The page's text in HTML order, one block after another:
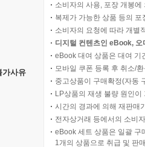
가사유
소비자의 사용, 포장 개봉
복제가 가능한 상품 등의
소비자의 요청에 따라 개별
디지털 컨텐츠인 eBook,
eBook 대여 상품은 대여 기
모바일 쿠폰 등록 후 취소/
중고상품이 구매확정(자동
LP상품의 재생 불량 원인
시간의 경과에 의해 재판매
전자상거래 등에서의 소비
eBook 세트 상품은 일괄 구
1개의 상품으로 취급 및 판